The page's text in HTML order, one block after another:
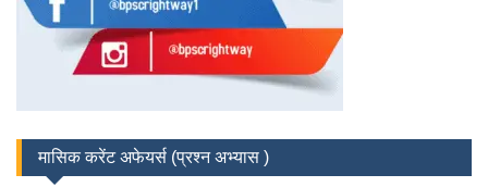
मासिक करेंट अफेयर्स (प्रश्न अभ्यास )